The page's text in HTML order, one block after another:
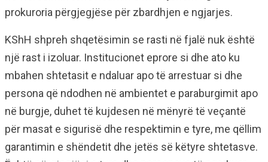
prokuroria përgjegjëse për zbardhjen e ngjarjes.
KShH shpreh shqetësimin se rasti në fjalë nuk është
një rast i izoluar. Institucionet eprore si dhe ato ku
mbahen shtetasit e ndaluar apo të arrestuar si dhe
persona që ndodhen në ambientet e paraburgimit apo
në burgje, duhet të kujdesen në mënyrë të veçantë
për masat e sigurisë dhe respektimin e tyre, me qëllim
garantimin e shëndetit dhe jetës së këtyre shtetasve.